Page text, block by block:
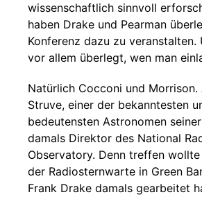
wissenschaftlich sinnvoll
haben Drake und Pearman
Konferenz dazu zu veranstalten.
vor allem überlegt, wen man
Natürlich Cocconi und Morrison.
Struve, einer der bekanntesten
bedeutensten Astronomen
damals Direktor des National
Observatory. Denn treffen
der Radiosternwarte in Green
Frank Drake damals gearbeitet